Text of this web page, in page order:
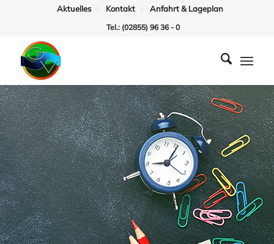
Aktuelles Kontakt Anfahrt & Lageplan
Tel.: (02855) 96 36 - 0